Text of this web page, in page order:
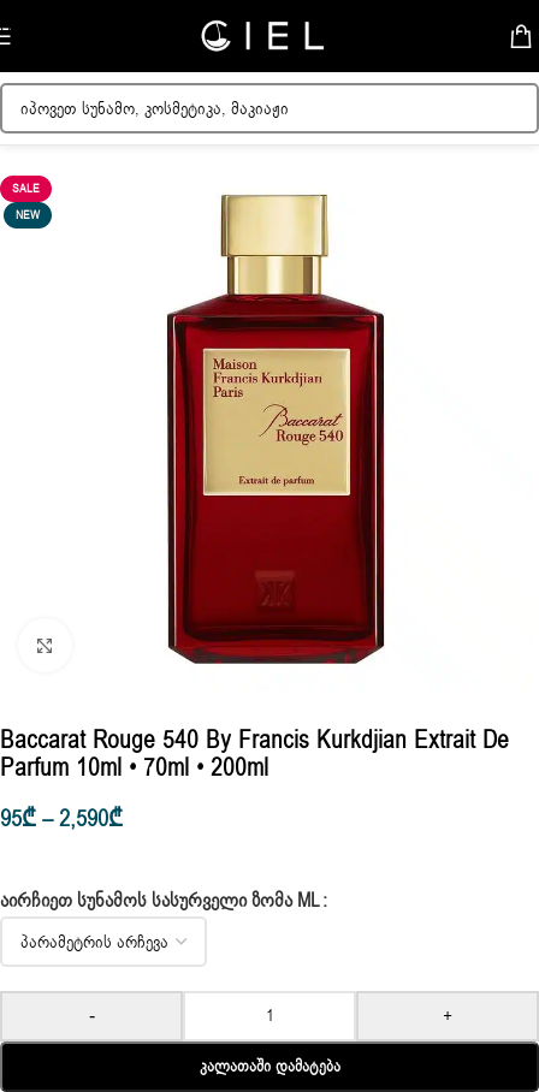
Skip to navigation
მთავარი/უნისექსი სუნამო
SALE
NEW
Click to enlarge
Baccarat Rouge 540 By Francis Kurkdjian Extrait De
Parfum 10ml • 70ml • 200ml
95₾–2,590₾
ᲐᲘᲠᲩᲘᲔᲗ ᲡᲣᲜᲐᲛᲝᲡ ᲡᲐᲡᲣᲠᲕᲔᲚᲘ ᲖᲝᲛᲐ ML
- +
Კალათაში Დამატება